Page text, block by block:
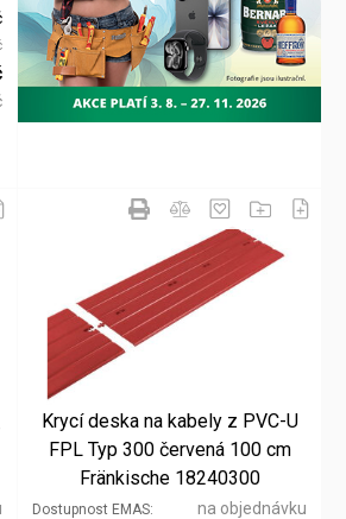
košíku
Krycí deska na kabely z PVC-U
FPL Typ 300 červená 100 cm
Fränkische 18240300
Dostupnost EMAS na objednávku